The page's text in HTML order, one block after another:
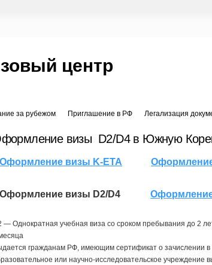
центр
за рубежом Приглашение в РФ Легализация
визы D2/D4 в Южную
Оформление визы K-ETA
Оформление визы D2/D4
— Однократная учебная виза со сроком пребывания до 2
гражданам РФ, имеющим сертификат о зачислении в
или научно-исследовательское учреждение